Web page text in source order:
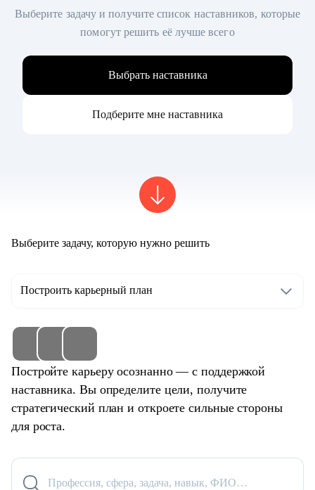
Выберите задачу и получите список наставников, которые
помогут решить её лучше всего
Выбрать наставника
Подберите мне наставника
Выберите задачу, которую нужно решить
Построить карьерный план
Постройте карьеру осознанно — с поддержкой
наставника. Вы определите цели, получите
стратегический план и откроете сильные стороны
для роста.
Профессия, сфера, задача, навык, ФИО…